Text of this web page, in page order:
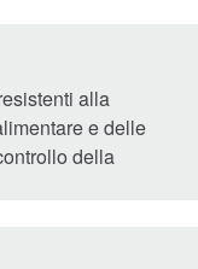
e l’installazione
alla
e delle
della